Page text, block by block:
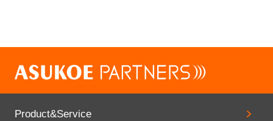
Product&Service